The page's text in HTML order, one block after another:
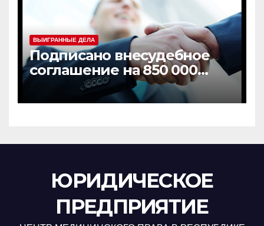
экспертиза №7»
ВЫИГРАННЫЕ ДЕЛА
Подписано внесудебное
соглашение на 850 000
рублей
ЮРИДИЧЕСКОЕ
ПРЕДПРИЯТИЕ